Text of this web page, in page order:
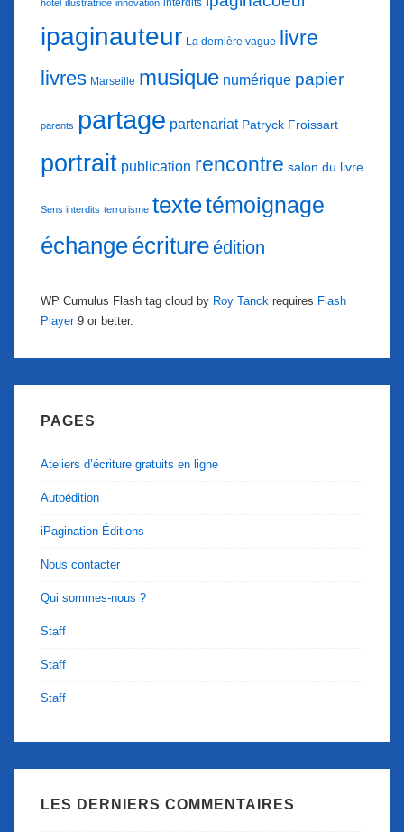
hôtel illustratrice innovation interdits
ipaginauteur La dernière vague livre
livres Marseille musique numérique papier
parents partage partenariat Patryck Froissart
portrait publication rencontre salon du livre
Sens interdits terrorisme textetémoignage
échangeécritureédition
WP Cumulus Flash tag cloud by Roy Tanck requires Flash
Player9 or better.
PAGES
Ateliers d’écriture gratuits en ligne
Autoédition
iPagination Éditions
Nous contacter
Qui sommes-nous ?
Staff
Staff
Staff
LES DERNIERS COMMENTAIRES